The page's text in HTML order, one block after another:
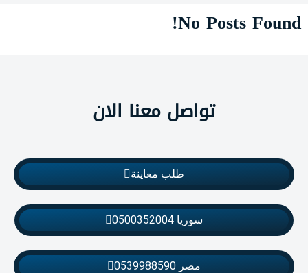
No Posts Found!
تواصل معنا الان
طلب معاينة
سوريا 0500352004
مصر 0539988590